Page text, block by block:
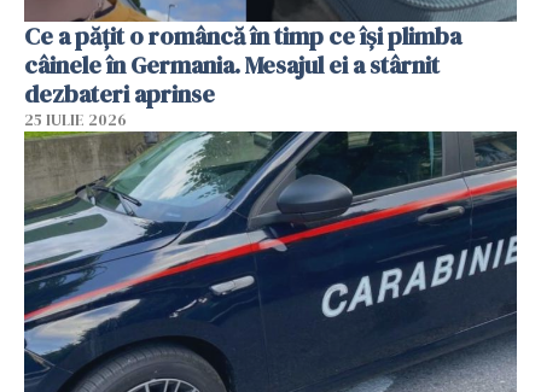
Ce a pățit o româncă în timp ce își plimba
câinele în Germania. Mesajul ei a stârnit
dezbateri aprinse
25 IULIE 2026